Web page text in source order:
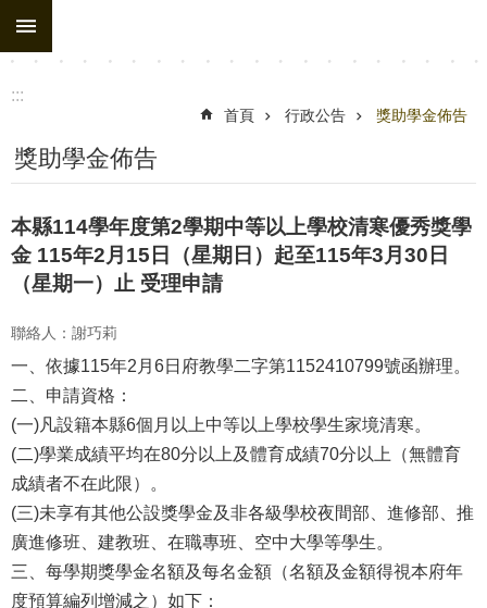
跳到主要內容區塊
搜
尋
處
務
織
行
公
告
行
政
填
報
:::
首頁 行政公告 獎助學金佈告
獎助學金佈告
本縣114學年度第2學期中等以上學校清寒優秀獎學
金 115年2月15日（星期日）起至115年3月30日
（星期一）止 受理申請
聯絡人：謝巧莉
一、依據115年2月6日府教學二字第1152410799號函辦理。
二、申請資格：
(一)凡設籍本縣6個月以上中等以上學校學生家境清寒。
(二)學業成績平均在80分以上及體育成績70分以上（無體育
成績者不在此限）。
(三)未享有其他公設獎學金及非各級學校夜間部、進修部、推
廣進修班、建教班、在職專班、空中大學等學生。
三、每學期獎學金名額及每名金額（名額及金額得視本府年
度預算編列增減之）如下：